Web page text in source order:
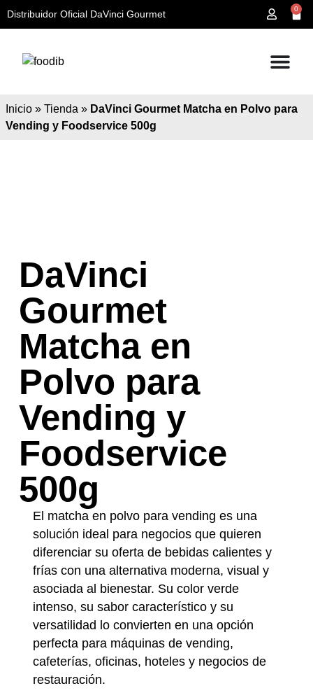
Distribuidor Oficial DaVinci Gourmet 0
Inicio » Tienda » DaVinci Gourmet Matcha en Polvo para
Vending y Foodservice 500g
DaVinci
Gourmet
Matcha en
Polvo para
Vending y
Foodservice
500g
El matcha en polvo para vending es una
solución ideal para negocios que quieren
diferenciar su oferta de bebidas calientes y
frías con una alternativa moderna, visual y
asociada al bienestar. Su color verde
intenso, su sabor característico y su
versatilidad lo convierten en una opción
perfecta para máquinas de vending,
cafeterías, oficinas, hoteles y negocios de
restauración.